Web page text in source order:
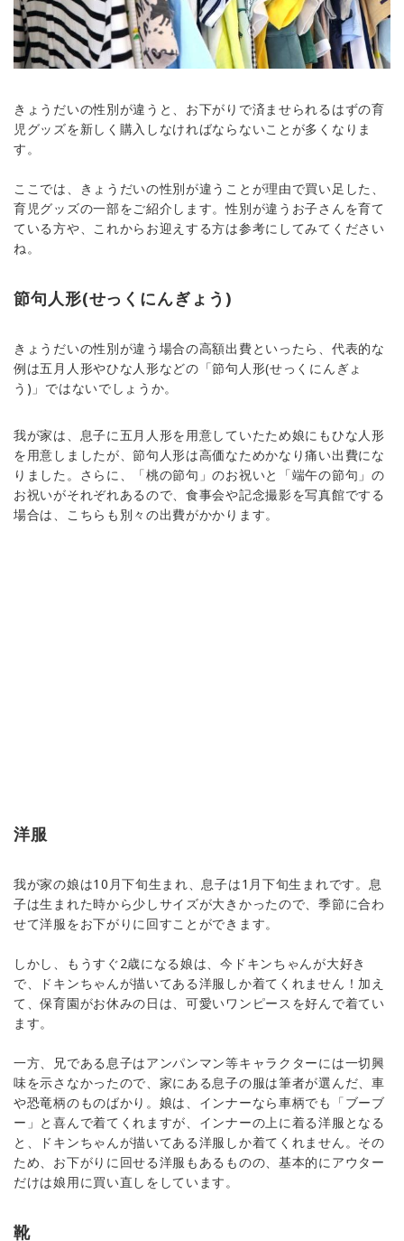
きょうだいの性別が違うと、お下がりで済ませられるはずの育
児グッズを新しく購入しなければならないことが多くなりま
す。
ここでは、きょうだいの性別が違うことが理由で買い足した、
育児グッズの一部をご紹介します。性別が違うお子さんを育て
ている方や、これからお迎えする方は参考にしてみてください
ね。
節句人形(せっくにんぎょう)
きょうだいの性別が違う場合の高額出費といったら、代表的な
例は五月人形やひな人形などの「節句人形(せっくにんぎょ
う)」ではないでしょうか。
我が家は、息子に五月人形を用意していたため娘にもひな人形
を用意しましたが、節句人形は高価なためかなり痛い出費にな
りました。さらに、「桃の節句」のお祝いと「端午の節句」の
お祝いがそれぞれあるので、食事会や記念撮影を写真館でする
場合は、こちらも別々の出費がかかります。
洋服
我が家の娘は10月下旬生まれ、息子は1月下旬生まれです。息
子は生まれた時から少しサイズが大きかったので、季節に合わ
せて洋服をお下がりに回すことができます。
しかし、もうすぐ2歳になる娘は、今ドキンちゃんが大好き
で、ドキンちゃんが描いてある洋服しか着てくれません！加え
て、保育園がお休みの日は、可愛いワンピースを好んで着てい
ます。
一方、兄である息子はアンパンマン等キャラクターには一切興
味を示さなかったので、家にある息子の服は筆者が選んだ、車
や恐竜柄のものばかり。娘は、インナーなら車柄でも「ブーブ
ー」と喜んで着てくれますが、インナーの上に着る洋服となる
と、ドキンちゃんが描いてある洋服しか着てくれません。その
ため、お下がりに回せる洋服もあるものの、基本的にアウター
だけは娘用に買い直しをしています。
靴